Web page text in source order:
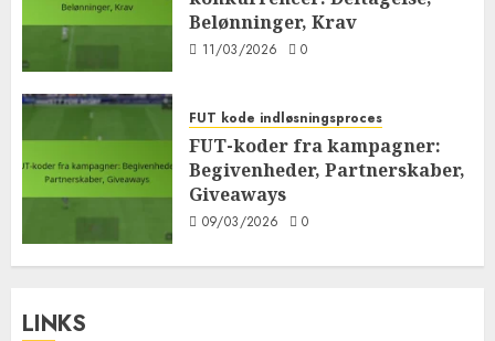
Belønninger, Krav
11/03/2026 0
FUT kode indløsningsproces
FUT-koder fra kampagner:
Begivenheder, Partnerskaber,
Giveaways
09/03/2026 0
LINKS